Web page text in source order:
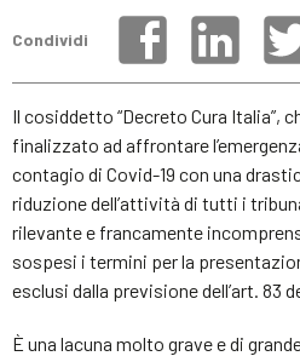
Condividi
Il cosiddetto “Decreto Cura Italia”,
finalizzato ad affrontare
contagio di Covid-19 con una
riduzione dell’attività di tutti i
rilevante e francamente
sospesi i termini per la
esclusi dalla previsione dell’art. 83
È una lacuna molto grave e di